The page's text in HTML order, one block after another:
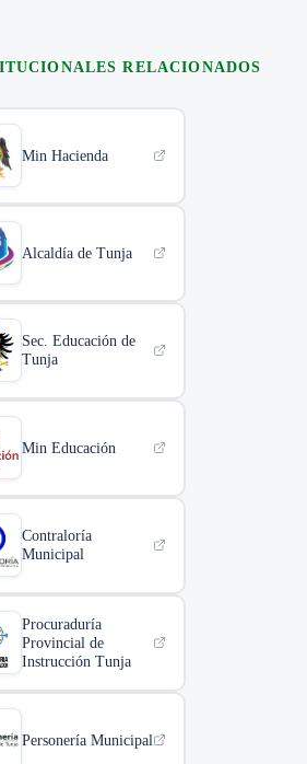
RELACIONADOS
Min Hacienda
Alcaldía de Tunja
Sec. Educación de
Tunja
Min Educación
Contraloría
Municipal
Procuraduría
Provincial de
Instrucción Tunja
Personería Municipal